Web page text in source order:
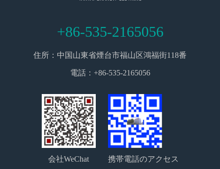
+86-535-2165056
住所：中国山東省煙台市福山区鴻福街118番
電話：+86-535-2165056
会社WeChat 携帯電話のアクセス